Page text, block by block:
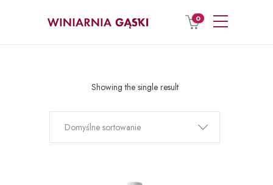
0
Showing the single result
Domyślne sortowanie